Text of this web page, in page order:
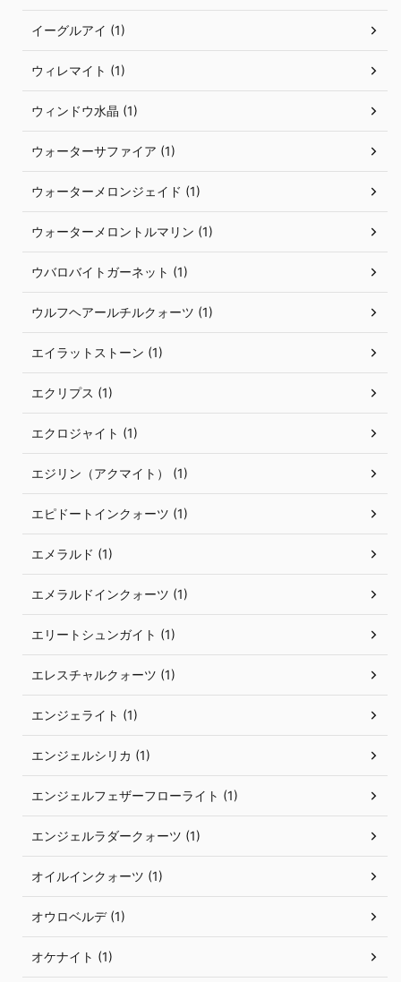
イーグルアイ (1)
ウィレマイト (1)
ウィンドウ水晶 (1)
ウォーターサファイア (1)
ウォーターメロンジェイド (1)
ウォーターメロントルマリン (1)
ウバロバイトガーネット (1)
ウルフヘアールチルクォーツ (1)
エイラットストーン (1)
エクリプス (1)
エクロジャイト (1)
エジリン（アクマイト） (1)
エピドートインクォーツ (1)
エメラルド (1)
エメラルドインクォーツ (1)
エリートシュンガイト (1)
エレスチャルクォーツ (1)
エンジェライト (1)
エンジェルシリカ (1)
エンジェルフェザーフローライト (1)
エンジェルラダークォーツ (1)
オイルインクォーツ (1)
オウロベルデ (1)
オケナイト (1)